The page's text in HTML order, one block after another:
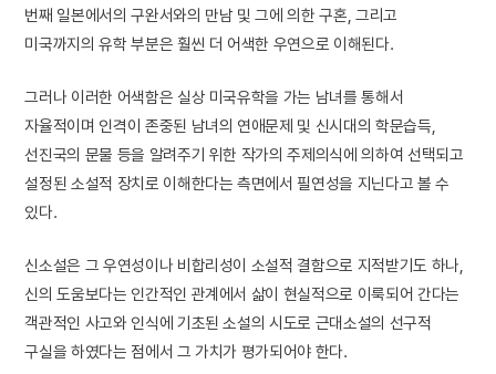
번째 일본에서의 구완서와의 만남 및 그에 의한 구혼, 그리고
미국까지의 유학 부분은 훨씬 더 어색한 우연으로 이해된다.
그러나 이러한 어색함은 실상 미국유학을 가는 남녀를 통해서
자율적이며 인격이 존중된 남녀의 연애문제 및 신시대의 학문습득,
선진국의 문물 등을 알려주기 위한 작가의 주제의식에 의하여 선택되고
설정된 소설적 장치로 이해한다는 측면에서 필연성을 지닌다고 볼 수
있다.
신소설은 그 우연성이나 비합리성이 소설적 결함으로 지적받기도 하나,
신의 도움보다는 인간적인 관계에서 삶이 현실적으로 이룩되어 간다는
객관적인 사고와 인식에 기초된 소설의 시도로 근대소설의 선구적
구실을 하였다는 점에서 그 가치가 평가되어야 한다.